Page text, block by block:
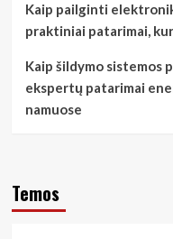
Kaip pailginti
praktiniai patarimai,
Kaip šildymo sistemos
ekspertų patarimai
namuose
Temos